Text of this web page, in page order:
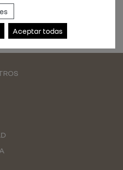
Aceptar todas